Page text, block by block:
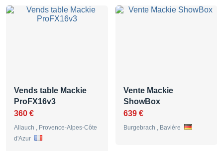
Vends table Mackie
ProFX16v3
360 €
Allauch , Provence-Alpes-Côte
d'Azur
Vente Mackie
ShowBox
639 €
Burgebrach , Bavière